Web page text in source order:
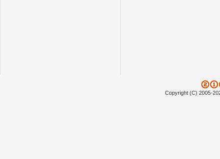
Copyright (C) 2005-